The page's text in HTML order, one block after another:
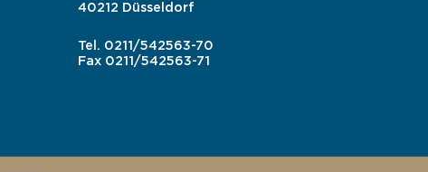
40212 Düsseldorf
Tel. 0211/542563-70
Fax 0211/542563-71